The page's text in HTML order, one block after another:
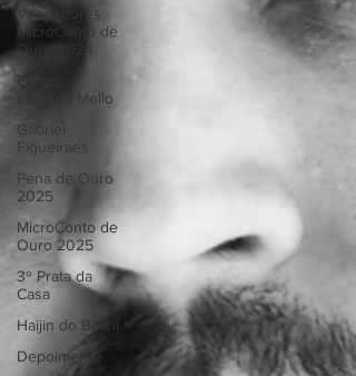
Vencedores
MicroConto de
Ouro 2024
Elomar
Figueira Mello
Gabriel
Figueiraes
Pena de Ouro
2025
MicroConto de
Ouro 2025
3º Prata da
Casa
Haijin do Brasil
Depoimento